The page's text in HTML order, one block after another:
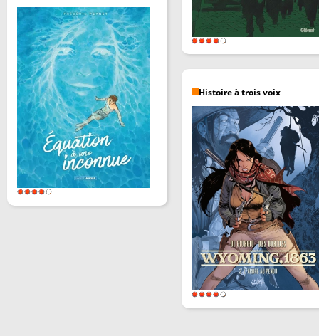
Histoire à trois voix